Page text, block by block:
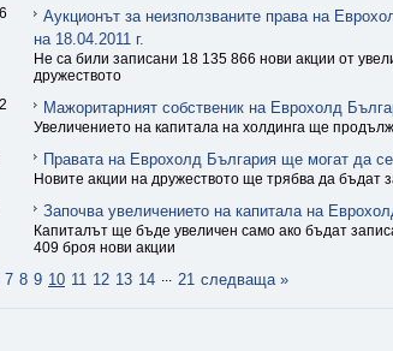
Аукционът за неизползваните права на
на 18.04.2011 г.
Не са били записани 18 135 866 нови акции от
дружеството
Мажоритарният собственик на Еврохолд
Увеличението на капитала на холдинга ще
Правата на Еврохолд България ще могат да
Новите акции на дружеството ще трябва да бъдат
Започва увеличението на капитала на
Капиталът ще бъде увеличен само ако бъдат
409 броя нови акции
7 8 9 10 11 12 13 14 ... 21 следваща »